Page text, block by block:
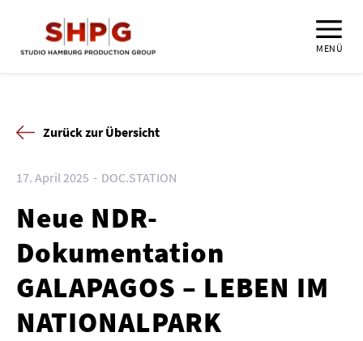
MENÜ
Zurück zur Übersicht
17. April 2025 DOC.STATION
Neue NDR-
Dokumentation
GALAPAGOS – LEBEN IM
NATIONALPARK